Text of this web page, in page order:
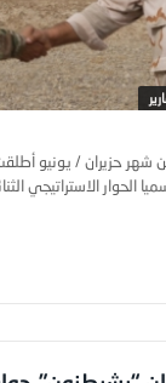
شهر حزيران / يونيو
الحوار الاستراتيجي